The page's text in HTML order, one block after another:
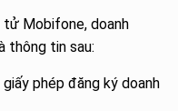
tử Mobifone, doanh
thông tin sau:
phép đăng ký doanh